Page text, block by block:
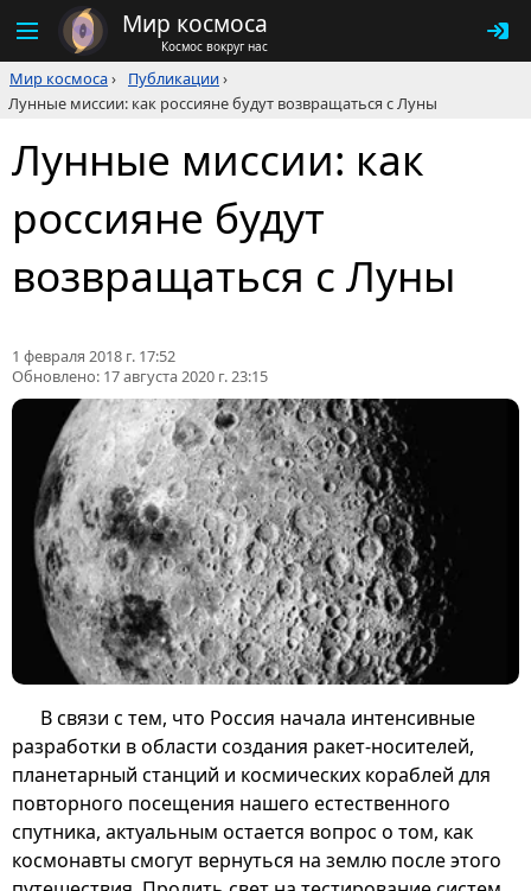
Мир космоса
Космос вокруг нас
Мир космоса› Публикации›
Лунные миссии: как россияне будут возвращаться с Луны
Лунные миссии: как
россияне будут
возвращаться с Луны
1 февраля 2018 г. 17:52
Обновлено: 17 августа 2020 г. 23:15
В связи с тем, что Россия начала интенсивные
разработки в области создания ракет-носителей,
планетарный станций и космических кораблей для
повторного посещения нашего естественного
спутника, актуальным остается вопрос о том, как
космонавты смогут вернуться на землю после этого